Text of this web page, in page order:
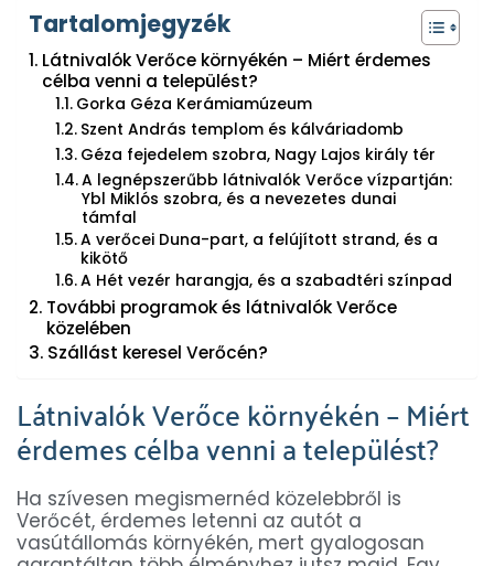
Tartalomjegyzék
Látnivalók Verőce környékén – Miért érdemes
célba venni a települést?
Gorka Géza Kerámiamúzeum
Szent András templom és kálváriadomb
Géza fejedelem szobra, Nagy Lajos király tér
A legnépszerűbb látnivalók Verőce vízpartján:
Ybl Miklós szobra, és a nevezetes dunai
támfal
A verőcei Duna-part, a felújított strand, és a
kikötő
A Hét vezér harangja, és a szabadtéri színpad
További programok és látnivalók Verőce
közelében
Szállást keresel Verőcén?
Látnivalók Verőce környékén – Miért
érdemes célba venni a települést?
Ha szívesen megismernéd közelebbről is
Verőcét, érdemes letenni az autót a
vasútállomás környékén, mert gyalogosan